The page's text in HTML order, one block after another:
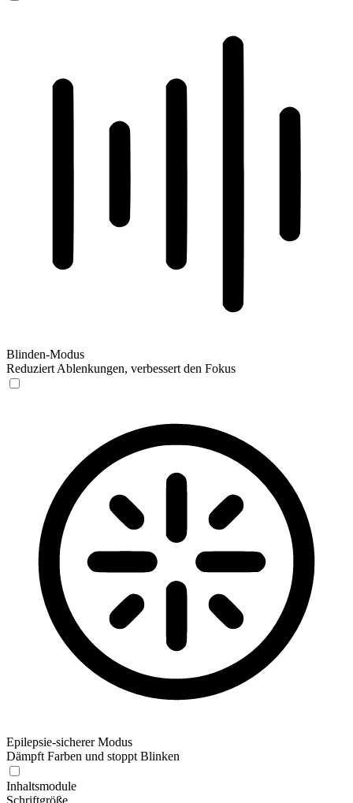
Blinden-Modus
Reduziert Ablenkungen, verbessert den Fokus
Epilepsie-sicherer Modus
Dämpft Farben und stoppt Blinken
Inhaltsmodule